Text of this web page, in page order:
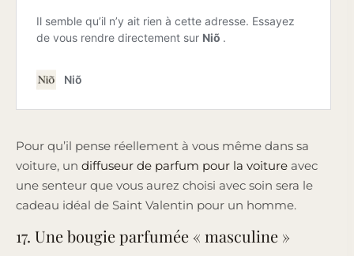
Pour qu’il pense réellement à vous même dans sa
voiture, un diffuseur de parfum pour la voiture avec
une senteur que vous aurez choisi avec soin sera le
cadeau idéal de Saint Valentin pour un homme.
17. Une bougie parfumée « masculine »